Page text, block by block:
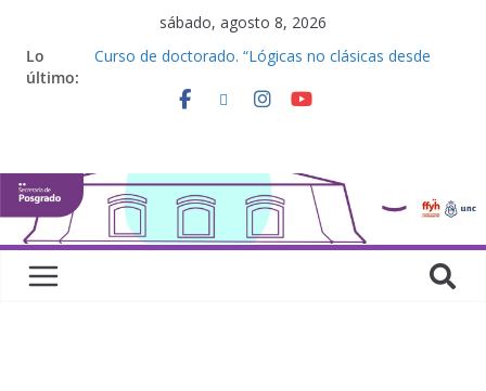
sábado, agosto 8, 2026
Lo
último:
Curso de doctorado. “Lógicas no clásicas desde
Seminario de posgrado. “Debates Actuales en
Curso de doctorado “Mirar, juzgar, sentir”
Defensas de Tesis y Trabajos Finales | Agosto
2026